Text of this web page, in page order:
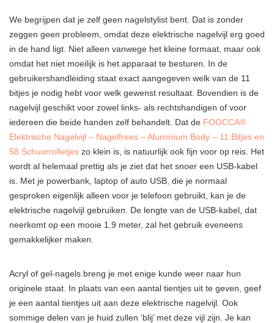
We begrijpen dat je zelf geen nagelstylist bent. Dat is zonder
zeggen geen probleem, omdat deze elektrische nagelvijl erg goed
in de hand ligt. Niet alleen vanwege het kleine formaat, maar ook
omdat het niet moeilijk is het apparaat te besturen. In de
gebruikershandleiding staat exact aangegeven welk van de 11
bitjes je nodig hebt voor welk gewenst resultaat. Bovendien is de
nagelvijl geschikt voor zowel links- als rechtshandigen of voor
iedereen die beide handen zelf behandelt. Dat de FOOCCA®
Elektrische Nagelvijl – Nagelfrees – Aluminium Body – 11 Bitjes en
58 Schuurrolletjes zo klein is, is natuurlijk ook fijn voor op reis. Het
wordt al helemaal prettig als je ziet dat het snoer een USB-kabel
is. Met je powerbank, laptop of auto USB, die je normaal
gesproken eigenlijk alleen voor je telefoon gebruikt, kan je de
elektrische nagelvijl gebruiken. De lengte van de USB-kabel, dat
neerkomt op een mooie 1,9 meter, zal het gebruik eveneens
gemakkelijker maken.
Acryl of gel-nagels breng je met enige kunde weer naar hun
originele staat. In plaats van een aantal tientjes uit te geven, geef
je een aantal tientjes uit aan deze elektrische nagelvijl. Ook
sommige delen van je huid zullen ‘blij’ met deze vijl zijn. Je kan